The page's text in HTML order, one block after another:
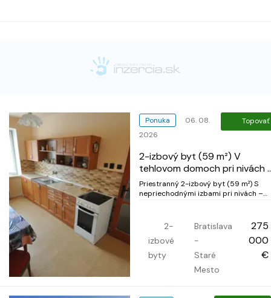
Ponuka
06. 08.
2026
Topovať
2-izbový byt (59 m²) V
tehlovom domoch pri nivách
Moskovska ulica
Priestranný 2-izbový byt (59 m²) S
nepriechodnými izbami pri nivách –
dispozíciou a veľkým potenciálom,
situovaný v tichej a vyhľadávanej
lokalite na Moskovskej ulici, len pár
minút c...
2-
izbové
byty
Bratislava
-
Staré
Mesto
275
000
€